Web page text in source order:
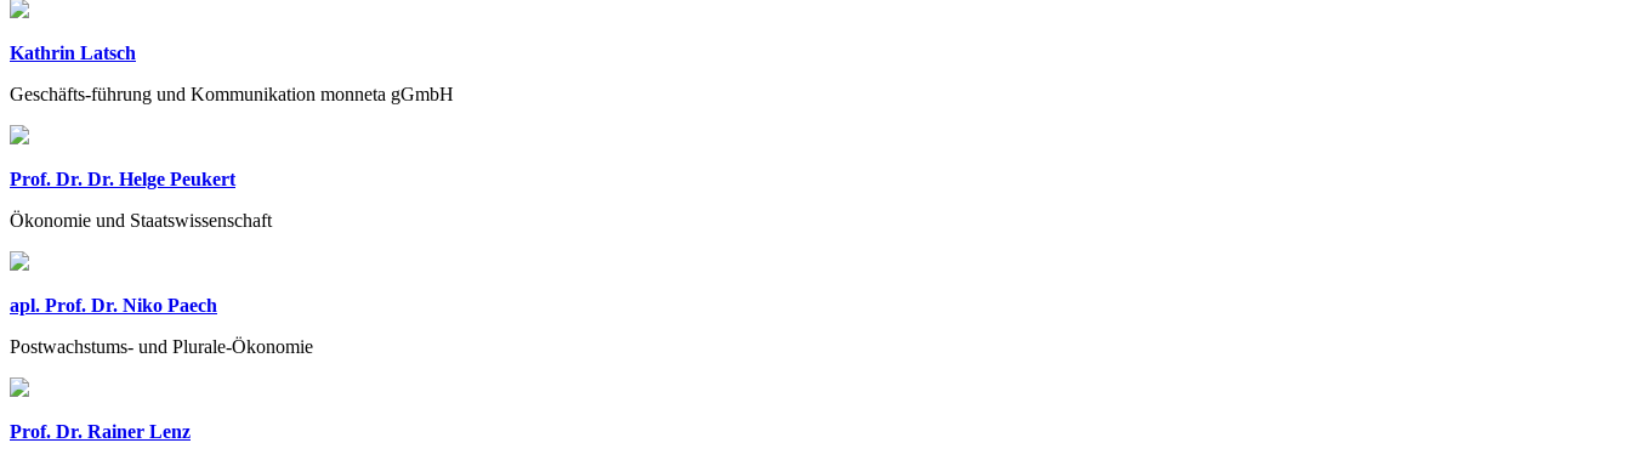
Kathrin Latsch
Geschäfts-führung und Kommunikation monneta gGmbH
Prof. Dr. Dr. Helge Peukert
Ökonomie und Staatswissenschaft
apl. Prof. Dr. Niko Paech
Postwachstums- und Plurale-Ökonomie
Prof. Dr. Rainer Lenz